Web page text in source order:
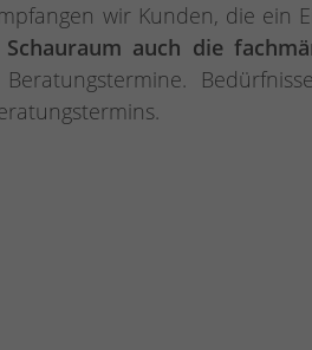
wir Kunden, die ein
auch die